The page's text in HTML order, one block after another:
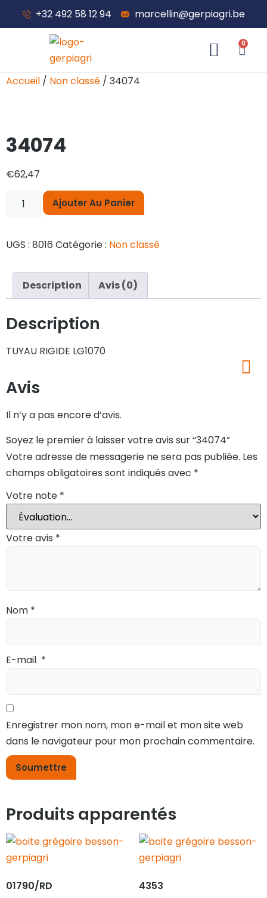
+32 492 58 12 94 marcellin@gerpiagri.be
0
Accueil / Non classé / 34074
34074
€62,47
Ajouter Au Panier
UGS : 8016 Catégorie : Non classé
Description Avis (0)
Description
TUYAU RIGIDE LG1070
Avis
Il n’y a pas encore d’avis.
Soyez le premier à laisser votre avis sur “34074”
Votre adresse de messagerie ne sera pas publiée. Les
champs obligatoires sont indiqués avec *
Votre note *
Votre avis *
Nom *
E-mail *
Enregistrer mon nom, mon e-mail et mon site web
dans le navigateur pour mon prochain commentaire.
Produits apparentés
01790/RD 4353